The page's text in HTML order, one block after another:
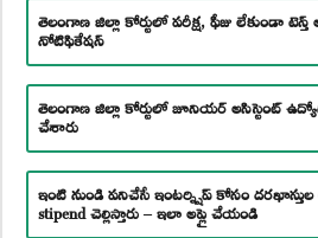
తెలంగాణ జిల్లా కోర్టులో పరీక్ష, ఫీజు లేకుండా
నోటిఫికేషన్
తెలంగాణ జిల్లా కోర్టులో జూనియర్ అసిస్టెంట్
చేశారు
ఇంటి నుండి పనిచేసే ఇంటర్న్షిప్ కోసం
stipend చెల్లిస్తారు – ఇలా అప్లై చేయండి